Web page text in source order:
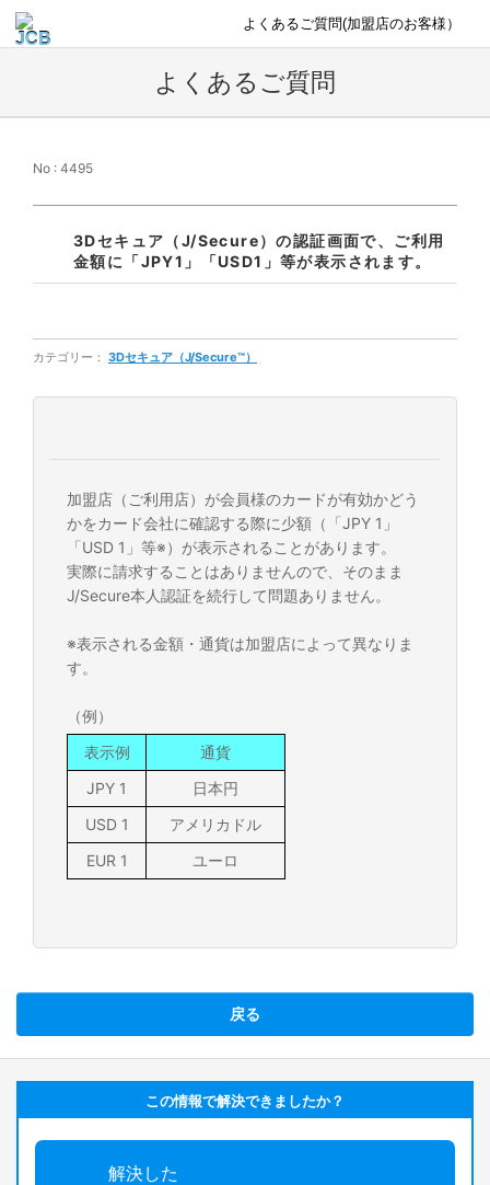
よくあるご質問(加盟店のお客様）
よくあるご質問
No : 4495
3Dセキュア（J/Secure）の認証画面で、ご利用
金額に「JPY1」「USD1」等が表示されます。
カテゴリー： 3Dセキュア（J/Secure™）
加盟店（ご利用店）が会員様のカードが有効かどう
かをカード会社に確認する際に少額（「JPY 1」
「USD 1」等※）が表示されることがあります。
実際に請求することはありませんので、そのまま
J/Secure本人認証を続行して問題ありません。
※表示される金額・通貨は加盟店によって異なりま
す。
（例）
表示例
通貨
JPY 1
日本円
USD 1
アメリカドル
EUR 1
ユーロ
戻る
この情報で解決できましたか？
解決した